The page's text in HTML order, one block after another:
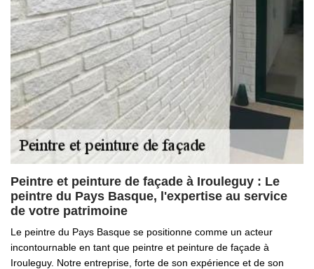
Peintre et peinture de façade à Irouleguy : Le
peintre du Pays Basque, l'expertise au service
de votre patrimoine
Le peintre du Pays Basque se positionne comme un acteur
incontournable en tant que peintre et peinture de façade à
Irouleguy. Notre entreprise, forte de son expérience et de son